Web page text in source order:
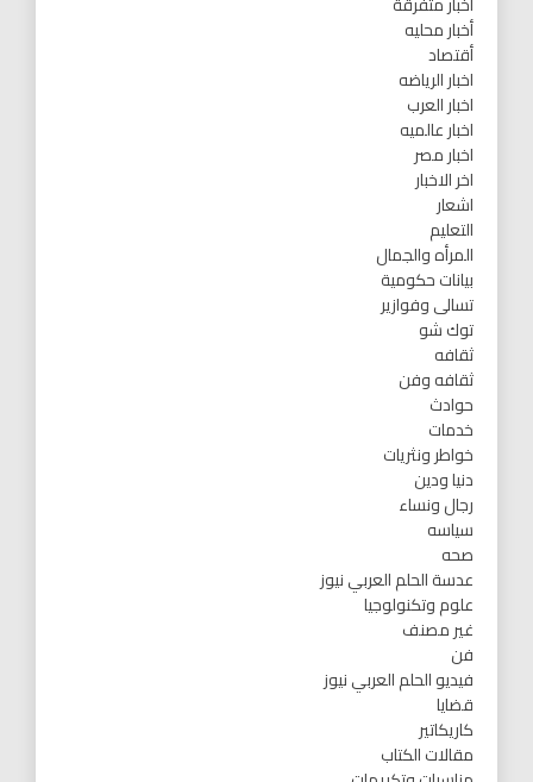
أخبار محليه
أقتصاد
اخبار الرياضه
اخبار العرب
اخبار عالميه
اخبار مصر
اخر الاخبار
اشعار
التعليم
المرأه والجمال
بيانات حكومية
تسالى وفوازير
توك شو
ثقافه
ثقافه وفن
حوادث
خدمات
خواطر ونثريات
دنيا ودين
رجال ونساء
سياسه
صحه
عدسة الحلم العربي نيوز
علوم وتكنولوجيا
غير مصنف
فن
فيديو الحلم العربي نيوز
قضايا
كاريكاتير
مقالات الكتاب